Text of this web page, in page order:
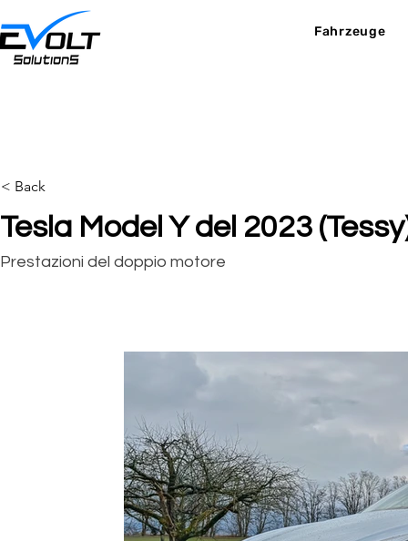
Fahrzeuge
< Back
Tesla Model Y del 2023
Prestazioni del doppio motore